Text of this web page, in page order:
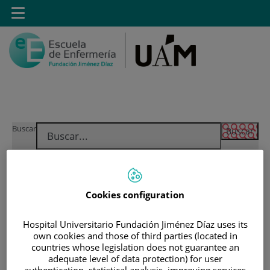
Saltar al contenido
Saltar
contenido
Buscar
Toggle
navigation
INSTALACIONES - CAMPUS PINTOR ROSALES
SERVICIO DE BIBLIOTECA UAM Y ACCESO A LA RED
VPN-UAM
Cookies configuration
Hospital Universitario Fundación Jiménez Díaz uses its
own cookies and those of third parties (located in
countries whose legislation does not guarantee an
adequate level of data protection) for user